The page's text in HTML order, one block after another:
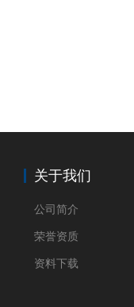
关于我们
公司简介
荣誉资质
资料下载